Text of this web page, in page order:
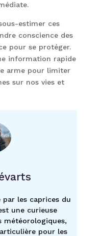
estimer ces
conscience des
pour se protéger.
information rapide
arme pour limiter
sur nos vies et
par les caprices du
une curieuse
météorologiques,
pour les